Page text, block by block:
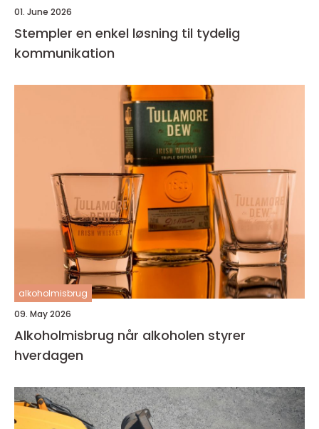
01. June 2026
Stempler en enkel løsning til tydelig
kommunikation
alkoholmisbrug
09. May 2026
Alkoholmisbrug når alkoholen styrer
hverdagen